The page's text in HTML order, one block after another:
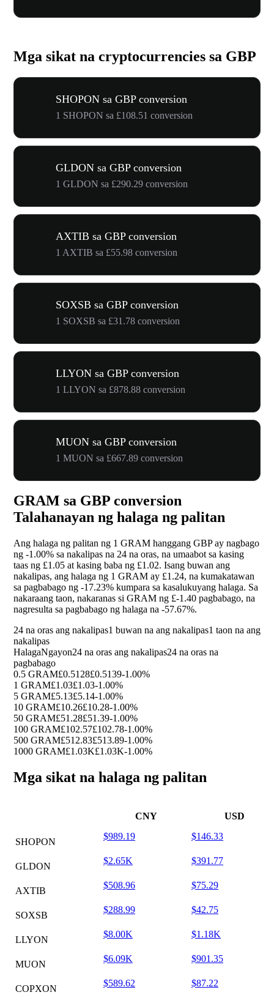
Mga sikat na cryptocurrencies sa GBP
SHOPON sa GBP conversion
1 SHOPON sa £108.51 conversion
GLDON sa GBP conversion
1 GLDON sa £290.29 conversion
AXTIB sa GBP conversion
1 AXTIB sa £55.98 conversion
SOXSB sa GBP conversion
1 SOXSB sa £31.78 conversion
LLYON sa GBP conversion
1 LLYON sa £878.88 conversion
MUON sa GBP conversion
1 MUON sa £667.89 conversion
GRAM sa GBP conversion
Talahanayan ng halaga ng palitan
Ang halaga ng palitan ng 1 GRAM hanggang GBP ay nagbago
ng -1.00% sa nakalipas na 24 na oras, na umaabot sa kasing
taas ng £1.05 at kasing baba ng £1.02. Isang buwan ang
nakalipas, ang halaga ng 1 GRAM ay £1.24, na kumakatawan
sa pagbabago ng -17.23% kumpara sa kasalukuyang halaga. Sa
nakaraang taon, nakaranas si GRAM ng £-1.40 pagbabago, na
nagresulta sa pagbabago ng halaga na -57.67%.
24 na oras ang nakalipas1 buwan na ang nakalipas1 taon na ang
nakalipas
HalagaNgayon24 na oras ang nakalipas24 na oras na
pagbabago
0.5 GRAM£0.5128£0.5139-1.00%
1 GRAM£1.03£1.03-1.00%
5 GRAM£5.13£5.14-1.00%
10 GRAM£10.26£10.28-1.00%
50 GRAM£51.28£51.39-1.00%
100 GRAM£102.57£102.78-1.00%
500 GRAM£512.83£513.89-1.00%
1000 GRAM£1.03K£1.03K-1.00%
Mga sikat na halaga ng palitan
CNY USD
SHOPON
$989.19 $146.33
GLDON
$2.65K $391.77
AXTIB
$508.96 $75.29
SOXSB
$288.99 $42.75
LLYON
$8.00K $1.18K
MUON
$6.09K $901.35
COPXON
$589.62 $87.22